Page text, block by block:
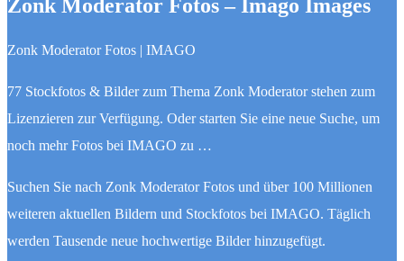
Zonk Moderator Fotos – Imago Images
Zonk Moderator Fotos | IMAGO
77 Stockfotos & Bilder zum Thema Zonk Moderator stehen zum
Lizenzieren zur Verfügung. Oder starten Sie eine neue Suche, um
noch mehr Fotos bei IMAGO zu …
Suchen Sie nach Zonk Moderator Fotos und über 100 Millionen
weiteren aktuellen Bildern und Stockfotos bei IMAGO. Täglich
werden Tausende neue hochwertige Bilder hinzugefügt.